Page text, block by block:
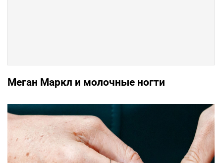
Меган Маркл и молочные ногти